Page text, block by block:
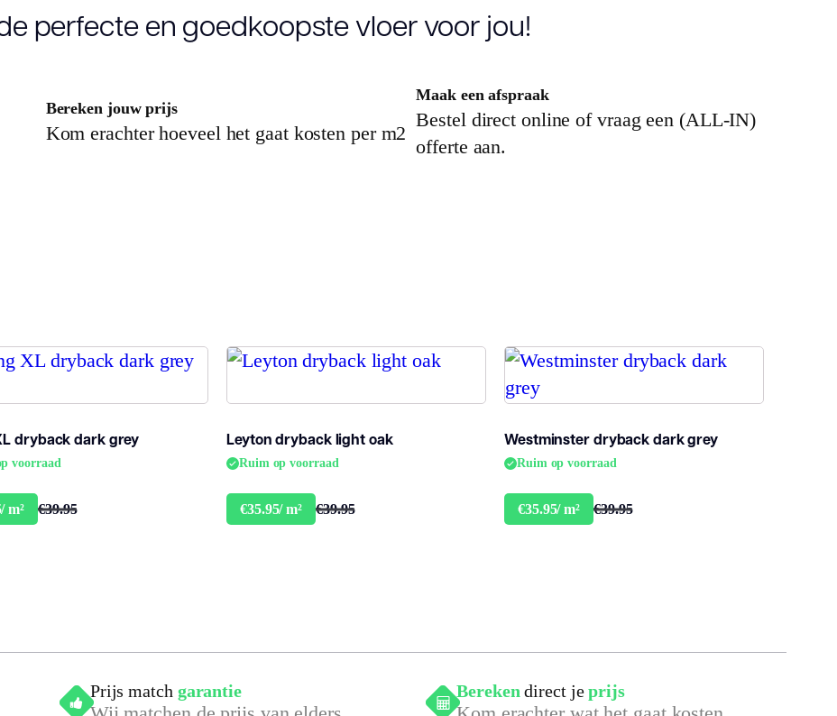
Breedte plank
3.6600
Dessin
Brandclassificatie
Vloerverwarming
geschikt
perfecte en goedkoopste vloer voor jou!
Bereken jouw prijs
Kom erachter hoeveel het gaat kosten per m2
Maak een afspraak
Bestel direct online of vraag een (ALL-IN)
offerte aan.
dryback dark grey
voorraad
m² €39.95
Leyton dryback light oak
Ruim op voorraad
€35.95/ m² €39.95
Westminster dryback dark grey
Ruim op voorraad
€35.95/ m² €39.95
Prijs match garantie Bereken direct jeprijs